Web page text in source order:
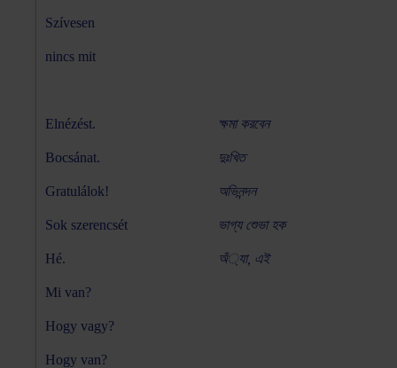
Szívesen
nincs mit
Elnézést. ক্ষমা করবেন
Bocsánat. দুঃখিত
Gratulálok! অভিনন্দন
Sok szerencsét ভাগ্য শুেভা হক
Hé. অঁ্যা, এই
Mi van?
Hogy vagy?
Hogy van?